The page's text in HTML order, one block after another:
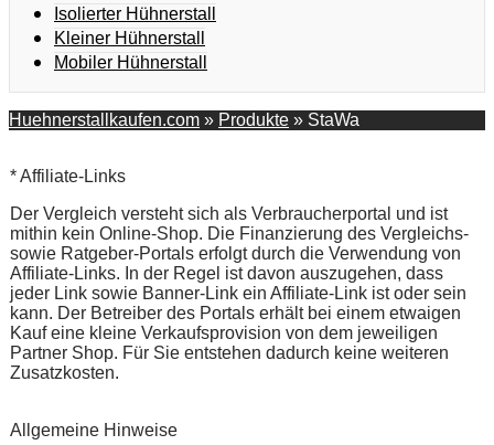
Isolierter Hühnerstall
Kleiner Hühnerstall
Mobiler Hühnerstall
Huehnerstallkaufen.com » Produkte » StaWa
* Affiliate-Links
Der Vergleich versteht sich als Verbraucherportal und ist
mithin kein Online-Shop. Die Finanzierung des Vergleichs-
sowie Ratgeber-Portals erfolgt durch die Verwendung von
Affiliate-Links. In der Regel ist davon auszugehen, dass
jeder Link sowie Banner-Link ein Affiliate-Link ist oder sein
kann. Der Betreiber des Portals erhält bei einem etwaigen
Kauf eine kleine Verkaufsprovision von dem jeweiligen
Partner Shop. Für Sie entstehen dadurch keine weiteren
Zusatzkosten.
Allgemeine Hinweise